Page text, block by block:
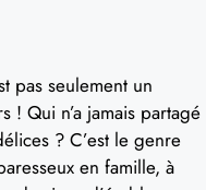
pas seulement un
! Qui n’a jamais partagé
? C’est le genre
en famille, à